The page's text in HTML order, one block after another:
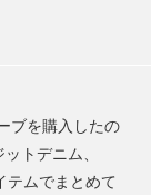
ブを購入したの
トデニム、
テムでまとめて